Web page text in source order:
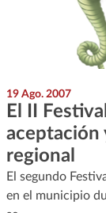
19 Ago. 2007
El II
aceptación
regional
El segundo
en el municipio